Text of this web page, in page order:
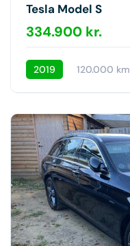
Tesla Model S
334.900 kr.
2019 120.000 km